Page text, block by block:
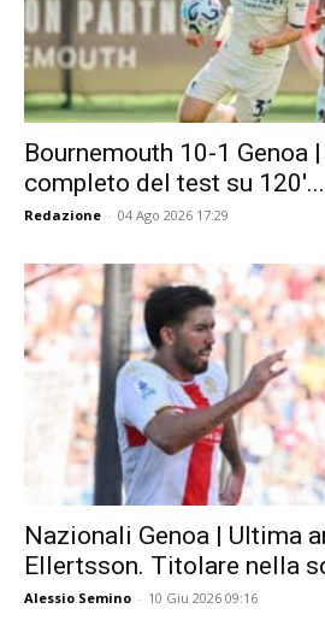
Bournemouth 10-1 Genoa
completo del test su 120′...
Redazione - 04 Ago 2026 17:29
Nazionali Genoa | Ultima
Ellertsson. Titolare nella
Alessio Semino - 10 Giu 2026 09:16